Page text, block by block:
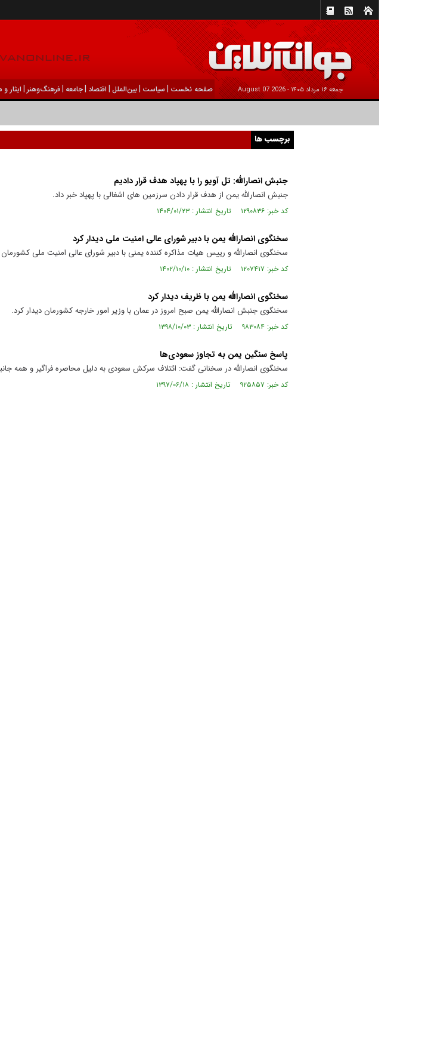
جمعه ۱۶ مرداد ۱۴۰۵ - 2026 August 07 صفحه نخست | سیاست |بين‌الملل | اقتصاد |جامعه |فرهنگ‌و‌هنر | ایثار
برچسب ها
جنبش انصارالله: تل آویو را با پهپاد هدف قرار دادیم
جنبش انصارالله یمن از هدف قرار دادن سرزمین های اشغالی با پهپاد خبر داد.
کد خبر: ۱۲۹۰۸۳۶ تاریخ انتشار : ۱۴۰۴/۰۱/۲۳
سخنگوی انصارالله یمن با دبیر شورای عالی امنیت ملی دیدار کرد
سخنگوی انصارالله و رییس هیات مذاکره کننده یمنی با دبیر شورای عالی امنیت ملی
کد خبر: ۱۲۰۷۴۱۷ تاریخ انتشار : ۱۴۰۲/۱۰/۱۰
سخنگوی انصارالله یمن با ظریف دیدار کرد
سخنگوی جنبش انصارالله یمن صبح امروز در عمان با وزیر امور خارجه کشورمان دیدار کرد.
کد خبر: ۹۸۳۰۸۴ تاریخ انتشار : ۱۳۹۸/۱۰/۰۳
پاسخ سنگین یمن به تجاوز سعودی‌ها
سخنگوی انصارالله در سخنانی گفت: ائتلاف سرکش سعودی به دلیل محاصره فراگیر و همه
کد خبر: ۹۲۵۸۵۷ تاریخ انتشار : ۱۳۹۷/۰۶/۱۸